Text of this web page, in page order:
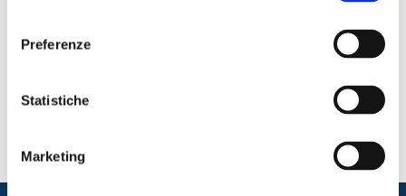
Preferenze
Statistiche
Marketing
CONDIVIDI